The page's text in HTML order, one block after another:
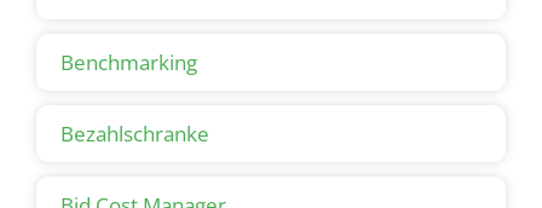
Benchmarking
Bezahlschranke